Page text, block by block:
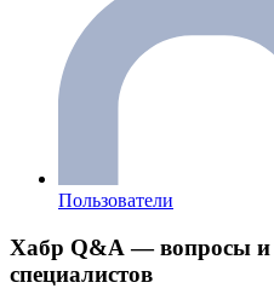
Пользователи
Хабр Q&A — вопросы и
специалистов